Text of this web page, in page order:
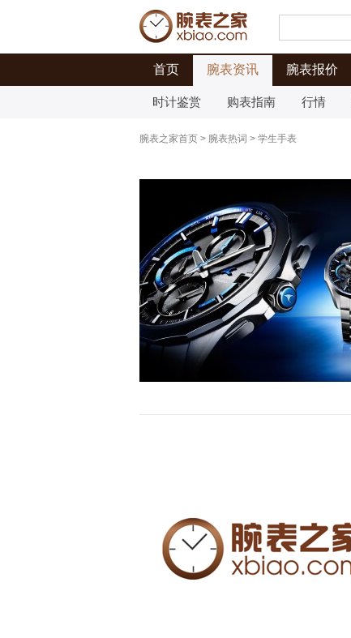
首页 腕表资讯 腕表报价
时计鉴赏 购表指南 行情
腕表之家首页 > 腕表热词 > 学生手表